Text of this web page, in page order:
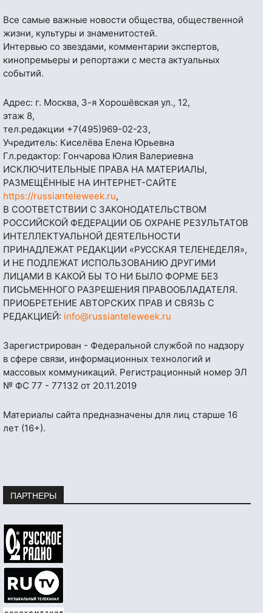
Все самые важные новости общества, общественной
жизни, культуры и знаменитостей.
Интервью со звездами, комментарии экспертов,
кинопремьеры и репортажи с места актуальных
событий.
Адрес: г. Москва, 3-я Хорошёвская ул., 12,
этаж 8,
тел.редакции +7(495)969-02-23,
Учредитель: Киселёва Елена Юрьевна
Гл.редактор: Гончарова Юлия Валериевна
ИСКЛЮЧИТЕЛЬНЫЕ ПРАВА НА МАТЕРИАЛЫ,
РАЗМЕЩЁННЫЕ НА ИНТЕРНЕТ-САЙТЕ
https://russianteleweek.ru,
В СООТВЕТСТВИИ С ЗАКОНОДАТЕЛЬСТВОМ
РОССИЙСКОЙ ФЕДЕРАЦИИ ОБ ОХРАНЕ РЕЗУЛЬТАТОВ
ИНТЕЛЛЕКТУАЛЬНОЙ ДЕЯТЕЛЬНОСТИ
ПРИНАДЛЕЖАТ РЕДАКЦИИ «РУССКАЯ ТЕЛЕНЕДЕЛЯ»,
И НЕ ПОДЛЕЖАТ ИСПОЛЬЗОВАНИЮ ДРУГИМИ
ЛИЦАМИ В КАКОЙ БЫ ТО НИ БЫЛО ФОРМЕ БЕЗ
ПИСЬМЕННОГО РАЗРЕШЕНИЯ ПРАВООБЛАДАТЕЛЯ.
ПРИОБРЕТЕНИЕ АВТОРСКИХ ПРАВ И СВЯЗЬ С
РЕДАКЦИЕЙ: info@russianteleweek.ru
Зарегистрирован - Федеральной службой по надзору
в сфере связи, информационных технологий и
массовых коммуникаций. Регистрационный номер ЭЛ
№ ФС 77 - 77132 от 20.11.2019
Материалы сайта предназначены для лиц старше 16
лет (16+).
ПАРТНЕРЫ